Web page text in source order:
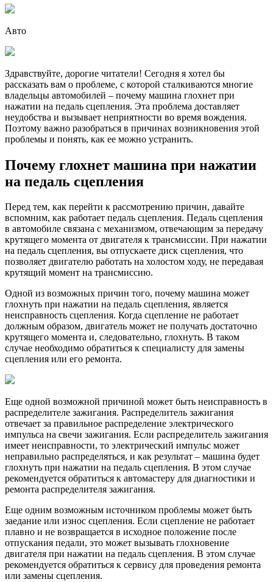
Авто
Здравствуйте, дорогие читатели! Сегодня я хотел бы
рассказать вам о проблеме, с которой сталкиваются многие
владельцы автомобилей – почему машина глохнет при
нажатии на педаль сцепления. Эта проблема доставляет
неудобства и вызывает неприятности во время вождения.
Поэтому важно разобраться в причинах возникновения этой
проблемы и понять, как ее можно устранить.
Почему глохнет машина при нажатии
на педаль сцепления
Перед тем, как перейти к рассмотрению причин, давайте
вспомним, как работает педаль сцепления. Педаль сцепления
в автомобиле связана с механизмом, отвечающим за передачу
крутящего момента от двигателя к трансмиссии. При нажатии
на педаль сцепления, вы отпускаете диск сцепления, что
позволяет двигателю работать на холостом ходу, не передавая
крутящий момент на трансмиссию.
Одной из возможных причин того, почему машина может
глохнуть при нажатии на педаль сцепления, является
неисправность сцепления. Когда сцепление не работает
должным образом, двигатель может не получать достаточно
крутящего момента и, следовательно, глохнуть. В таком
случае необходимо обратиться к специалисту для замены
сцепления или его ремонта.
Еще одной возможной причиной может быть неисправность в
распределителе зажигания. Распределитель зажигания
отвечает за правильное распределение электрического
импульса на свечи зажигания. Если распределитель зажигания
имеет неисправности, то электрический импульс может
неправильно распределяться, и как результат – машина будет
глохнуть при нажатии на педаль сцепления. В этом случае
рекомендуется обратиться к автомастеру для диагностики и
ремонта распределителя зажигания.
Еще одним возможным источником проблемы может быть
заедание или износ сцепления. Если сцепление не работает
плавно и не возвращается в исходное положение после
отпускания педали, это может вызывать глохновение
двигателя при нажатии на педаль сцепления. В этом случае
рекомендуется обратиться к сервису для проведения ремонта
или замены сцепления.